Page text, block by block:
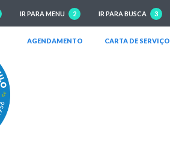
IR PARA MENU 2 IR PARA BUSCA 3
AGENDAMENTO (ABRIRÁ EM NOVA
CARTA DE